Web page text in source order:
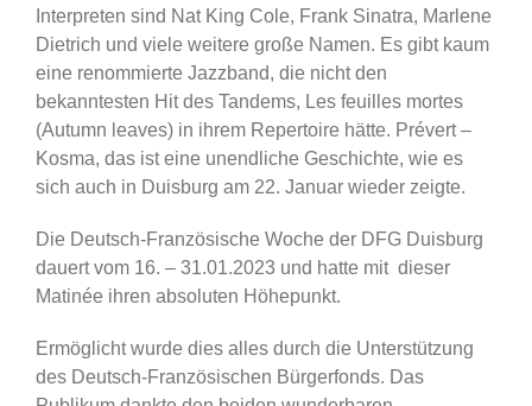
Interpreten sind Nat King Cole, Frank Sinatra, Marlene
Dietrich und viele weitere große Namen. Es gibt kaum
eine renommierte Jazzband, die nicht den
bekanntesten Hit des Tandems, Les feuilles mortes
(Autumn leaves) in ihrem Repertoire hätte. Prévert –
Kosma, das ist eine unendliche Geschichte, wie es
sich auch in Duisburg am 22. Januar wieder zeigte.
Die Deutsch-Französische Woche der DFG Duisburg
dauert vom 16. – 31.01.2023 und hatte mit dieser
Matinée ihren absoluten Höhepunkt.
Ermöglicht wurde dies alles durch die Unterstützung
des Deutsch-Französischen Bürgerfonds. Das